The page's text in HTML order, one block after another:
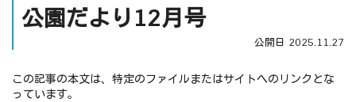
公園だより12月号
公開日 2025.11.27
この記事の本文は、特定のファイルまたはサイトへのリンクとな
っています。